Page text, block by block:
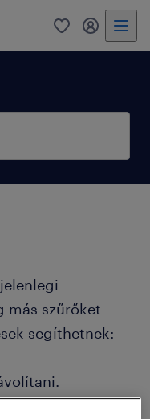
0 fiókom
más szűrőket
segíthetnek: